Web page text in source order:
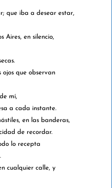
que iba a desear estar,
Aires, en silencio,
ojos que observan
mí,
a cada instante.
en las banderas,
de recordar.
lo recepta
cualquier calle, y